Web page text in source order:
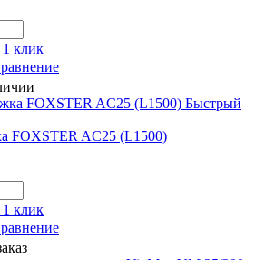
клик
Быстрый
FOXSTER AC25 (L1500)
клик